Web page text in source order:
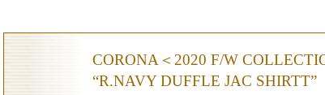
CORONA＜2020 F/W
“R.NAVY DUFFLE JAC SHIRTT”